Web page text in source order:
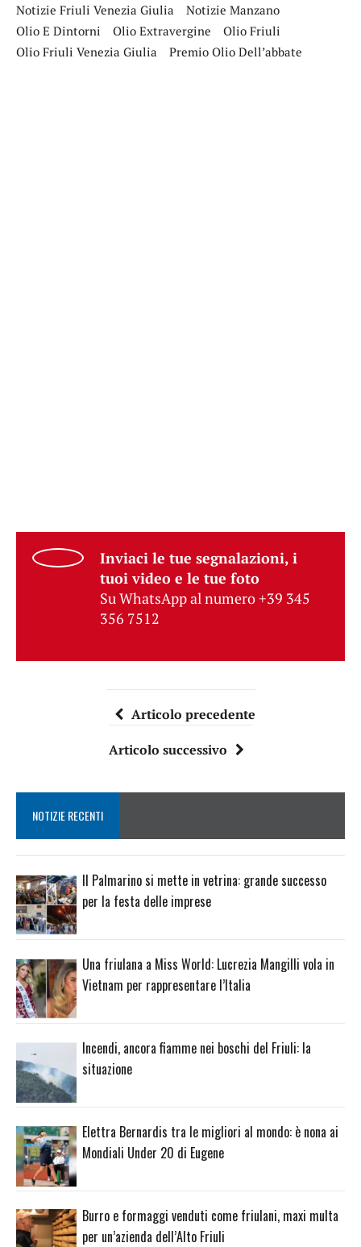
Notizie Friuli Venezia Giulia
Notizie Manzano
Olio E Dintorni
Olio Extravergine
Olio Friuli
Olio Friuli Venezia Giulia
Premio Olio Dell’abbate
Inviaci le tue segnalazioni, i
tuoi video e le tue foto
Su WhatsApp al numero +39 345
356 7512
Articolo precedente
Articolo successivo
NOTIZIE RECENTI
Il Palmarino si mette in vetrina: grande successo
per la festa delle imprese
Una friulana a Miss World: Lucrezia Mangilli vola in
Vietnam per rappresentare l’Italia
Incendi, ancora fiamme nei boschi del Friuli: la
situazione
Elettra Bernardis tra le migliori al mondo: è nona ai
Mondiali Under 20 di Eugene
Burro e formaggi venduti come friulani, maxi multa
per un’azienda dell’Alto Friuli